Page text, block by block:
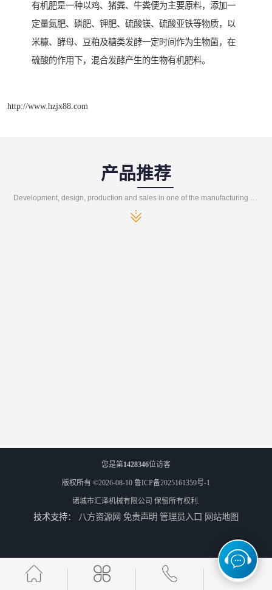
有机肥是一种以鸡、猪粪、牛粪便为主要原料，添加一
定量氮肥、磷肥、钾肥、硫酸镁、硫酸亚铁等物质，以
米糠、酵母、豆粕及糖类发酵一定时间作为生物菌，在
硫酸的作用下，混合发酵产生的生物有机肥料。
http://www.hzjx88.com
产品推荐
您是第1428346位访客
版权所有 ©2026-08-10 鲁ICP备2025161359号-1
诸城市汇泽机械有限公司 保留所有权利.
技术支持： 八方资源网 免责声明 管理员入口 网站地图